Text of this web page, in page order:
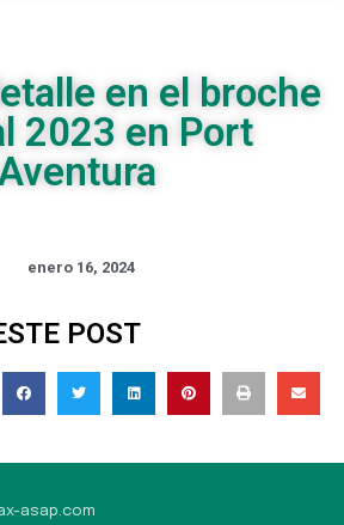
en el broche
2023 en Port
enero 16, 2024
POST
asap.com